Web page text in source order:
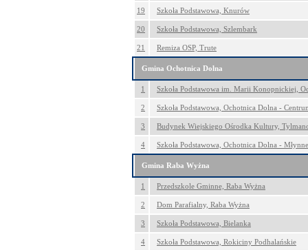
19 Szkoła Podstawowa, Knurów
20 Szkoła Podstawowa, Szlembark
21 Remiza OSP, Trute
Gmina Ochotnica Dolna
1 Szkoła Podstawowa im. Marii Konopnickiej,
2 Szkoła Podstawowa, Ochotnica Dolna -
3 Budynek Wiejskiego Ośrodka Kultury,
4 Szkoła Podstawowa, Ochotnica Dolna - Młynne
Gmina Raba Wyżna
1 Przedszkole Gminne, Raba Wyżna
2 Dom Parafialny, Raba Wyżna
3 Szkoła Podstawowa, Bielanka
4 Szkoła Podstawowa, Rokiciny Podhalańskie